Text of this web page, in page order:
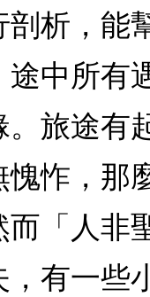
剖析，能
途中所有
。旅途
愧怍，那
而「人非
，有一些